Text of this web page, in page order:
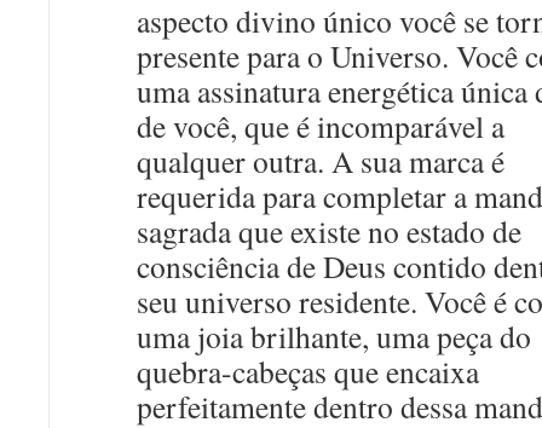
aspecto divino único você se
presente para o Universo. Você
uma assinatura energética única
de você, que é incomparável a
qualquer outra. A sua marca é
requerida para completar a
sagrada que existe no estado de
consciência de Deus contido
seu universo residente. Você é
uma joia brilhante, uma peça do
quebra-cabeças que encaixa
perfeitamente dentro dessa